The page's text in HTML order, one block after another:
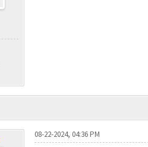
08-22-2024, 04:36 PM